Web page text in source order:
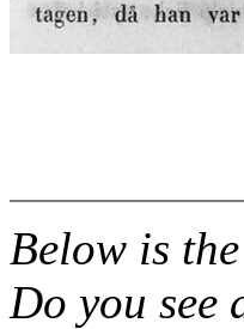
Below is the
Do you see